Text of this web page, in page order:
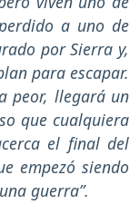
a uno de
por Sierra y,
para escapar.
peor, llegará un
que cualquiera
el final del
empezó siendo
guerra”.